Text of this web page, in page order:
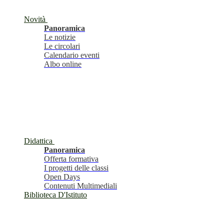
Novità
Panoramica
Le notizie
Le circolari
Calendario eventi
Albo online
Didattica
Panoramica
Offerta formativa
I progetti delle classi
Open Days
Contenuti Multimediali
Biblioteca D'Istituto